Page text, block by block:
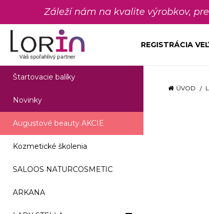
Záleží nám na kvalite výrobkov,
REGISTRÁCIA
Štartovacie balíky
Novinky
Augustové beauty AKCIE
Kozmetické školenia
SALOOS NATURCOSMETIC
ARKANA
ÚVOD